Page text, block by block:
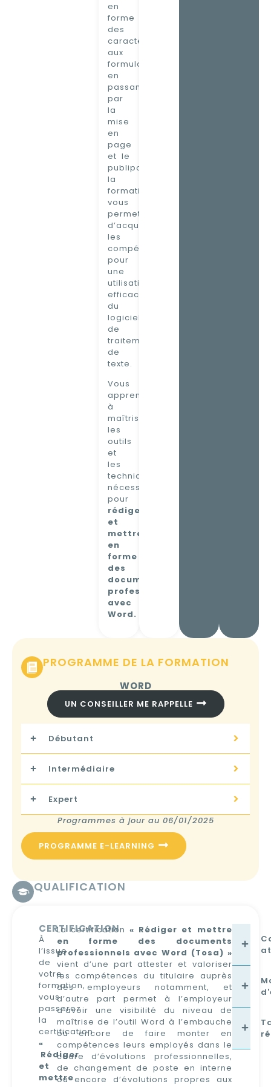
en
forme
des
caractères
aux
formulaires
en
passant
par
la
mise
en
page
et le
publipostage,
la
formation
vous
permettra
d’acquérir
les
compétences
pour
une
utilisation
efficace
du
logiciel
de
traitement
de
texte.
Vous
apprendrez
à
maîtriser
les
outils
et
les
techniques
nécessaires
pour
rédiger
et
mettre
en
forme
des
documents
professionnels
avec
Word.
PROGRAMME DE LA FORMATION
WORD
UN CONSEILLER ME RAPPELLE
Débutant
Intermédiaire
Expert
Programmes à jour au 06/01/2025
PROGRAMME E-LEARNING
QUALIFICATION
CERTIFICATION
À
l’issue
de
votre
formation,
vous
passerez
la
certification
«
Rédiger
et
mettre
La certification « Rédiger et mettre
en forme des documents
professionnels avec Word (Tosa) »
vient d’une part attester et valoriser
les compétences du titulaire auprès
des employeurs notamment, et
d’autre part permet à l’employeur
d’avoir une visibilité du niveau de
maîtrise de l’outil Word à l’embauche
ou encore de faire monter en
compétences leurs employés dans le
cadre d’évolutions professionnelles,
de changement de poste en interne
ou encore d’évolutions propres aux